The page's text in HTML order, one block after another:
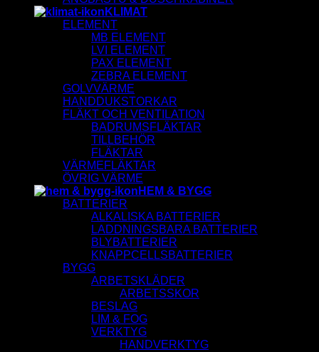
KLIMAT
ELEMENT
MB ELEMENT
LVI ELEMENT
PAX ELEMENT
ZEBRA ELEMENT
GOLVVÄRME
HANDDUKSTORKAR
FLÄKT OCH VENTILATION
BADRUMSFLÄKTAR
TILLBEHÖR
FLÄKTAR
VÄRMEFLÄKTAR
ÖVRIG VÄRME
HEM & BYGG
BATTERIER
ALKALISKA BATTERIER
LADDNINGSBARA BATTERIER
BLYBATTERIER
KNAPPCELLSBATTERIER
BYGG
ARBETSKLÄDER
ARBETSSKOR
BESLAG
LIM & FOG
VERKTYG
HANDVERKTYG